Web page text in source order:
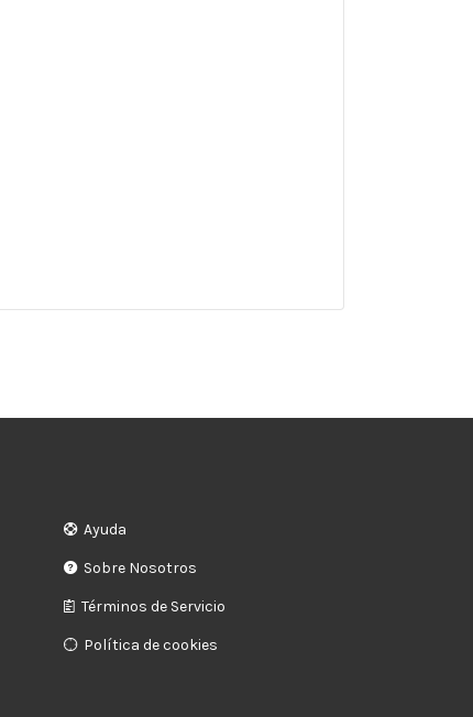
Ayuda
Sobre Nosotros
Términos de Servicio
Política de cookies